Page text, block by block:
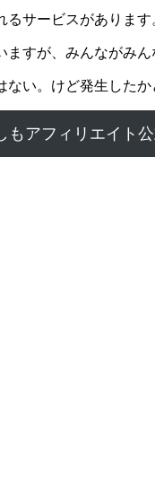
サービスがあります
すが、みんながみん
い。けど発生し
もアフィリエイト